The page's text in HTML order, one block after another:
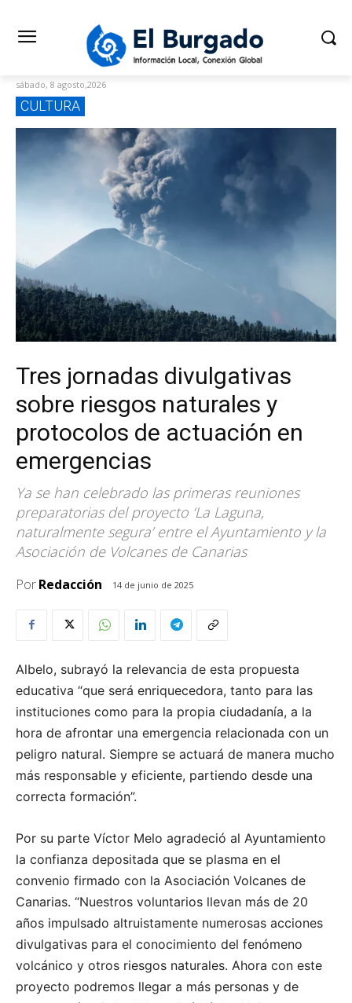
sábado, 8 agosto,2026
CULTURA
Tres jornadas divulgativas
sobre riesgos naturales y
protocolos de actuación en
emergencias
Ya se han celebrado las primeras reuniones
preparatorias del proyecto ‘La Laguna,
naturalmente segura’ entre el Ayuntamiento y la
Asociación de Volcanes de Canarias
PorRedacción 14 de junio de 2025
Albelo, subrayó la relevancia de esta propuesta
educativa “que será enriquecedora, tanto para las
instituciones como para la propia ciudadanía, a la
hora de afrontar una emergencia relacionada con un
peligro natural. Siempre se actuará de manera mucho
más responsable y eficiente, partiendo desde una
correcta formación”.
Por su parte Víctor Melo agradeció al Ayuntamiento
la confianza depositada que se plasma en el
convenio firmado con la Asociación Volcanes de
Canarias. “Nuestros voluntarios llevan más de 20
años impulsado altruistamente numerosas acciones
divulgativas para el conocimiento del fenómeno
volcánico y otros riesgos naturales. Ahora con este
proyecto podremos llegar a más personas y de